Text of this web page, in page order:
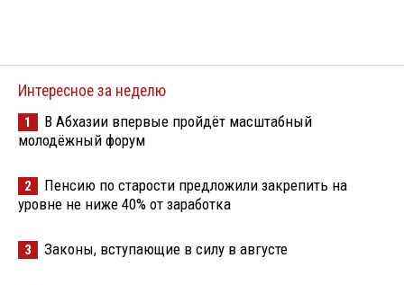
Интересное за неделю
1
В Абхазии впервые пройдёт масштабный
молодёжный форум
2
Пенсию по старости предложили закрепить на
уровне не ниже 40% от заработка
3 Законы, вступающие в силу в августе